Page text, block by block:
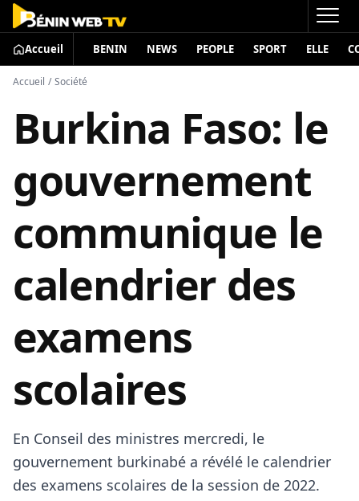
Accueil BENIN NEWS PEOPLE SPORT ELLE
Accueil / Société
Burkina Faso: le
gouvernement
communique le
calendrier des
examens
scolaires
En Conseil des ministres mercredi, le
gouvernement burkinabé a révélé le calendrier
des examens scolaires de la session de 2022.